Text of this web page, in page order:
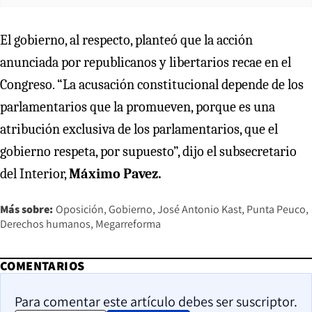
El gobierno, al respecto, planteó que la acción
anunciada por republicanos y libertarios recae en el
Congreso. “La acusación constitucional depende de los
parlamentarios que la promueven, porque es una
atribución exclusiva de los parlamentarios, que el
gobierno respeta, por supuesto”, dijo el subsecretario
del Interior,Máximo Pavez.
Más sobre: Oposición Gobierno José Antonio Kast Punta Peuco
Derechos humanos Megarreforma
COMENTARIOS
Para comentar este artículo debes ser suscriptor.